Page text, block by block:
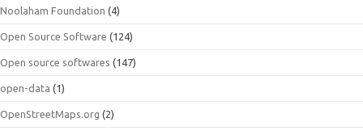
Noolaham Foundation (4)
Open Source Software (124)
Open source softwares (147)
open-data (1)
OpenStreetMaps.org (2)